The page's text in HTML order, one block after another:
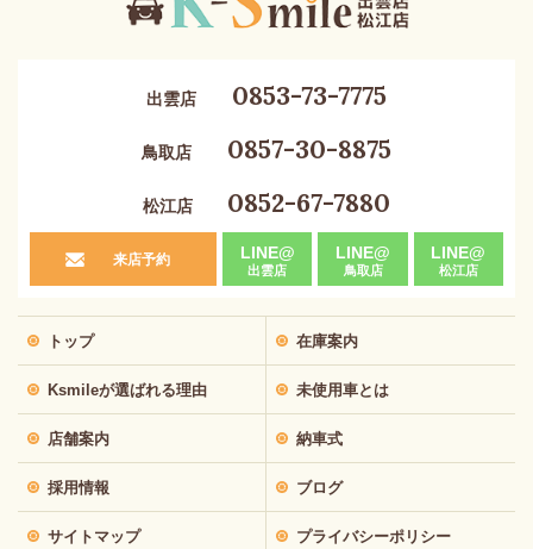
出雲店 0853-73-7775
鳥取店 0857-30-8875
松江店 0852-67-7880
来店予約 LINE@
出雲店
LINE@
鳥取店
LINE@
松江店
トップ 在庫案内
Ksmileが選ばれる理由 未使用車とは
店舗案内 納車式
採用情報 ブログ
サイトマップ プライバシーポリシー